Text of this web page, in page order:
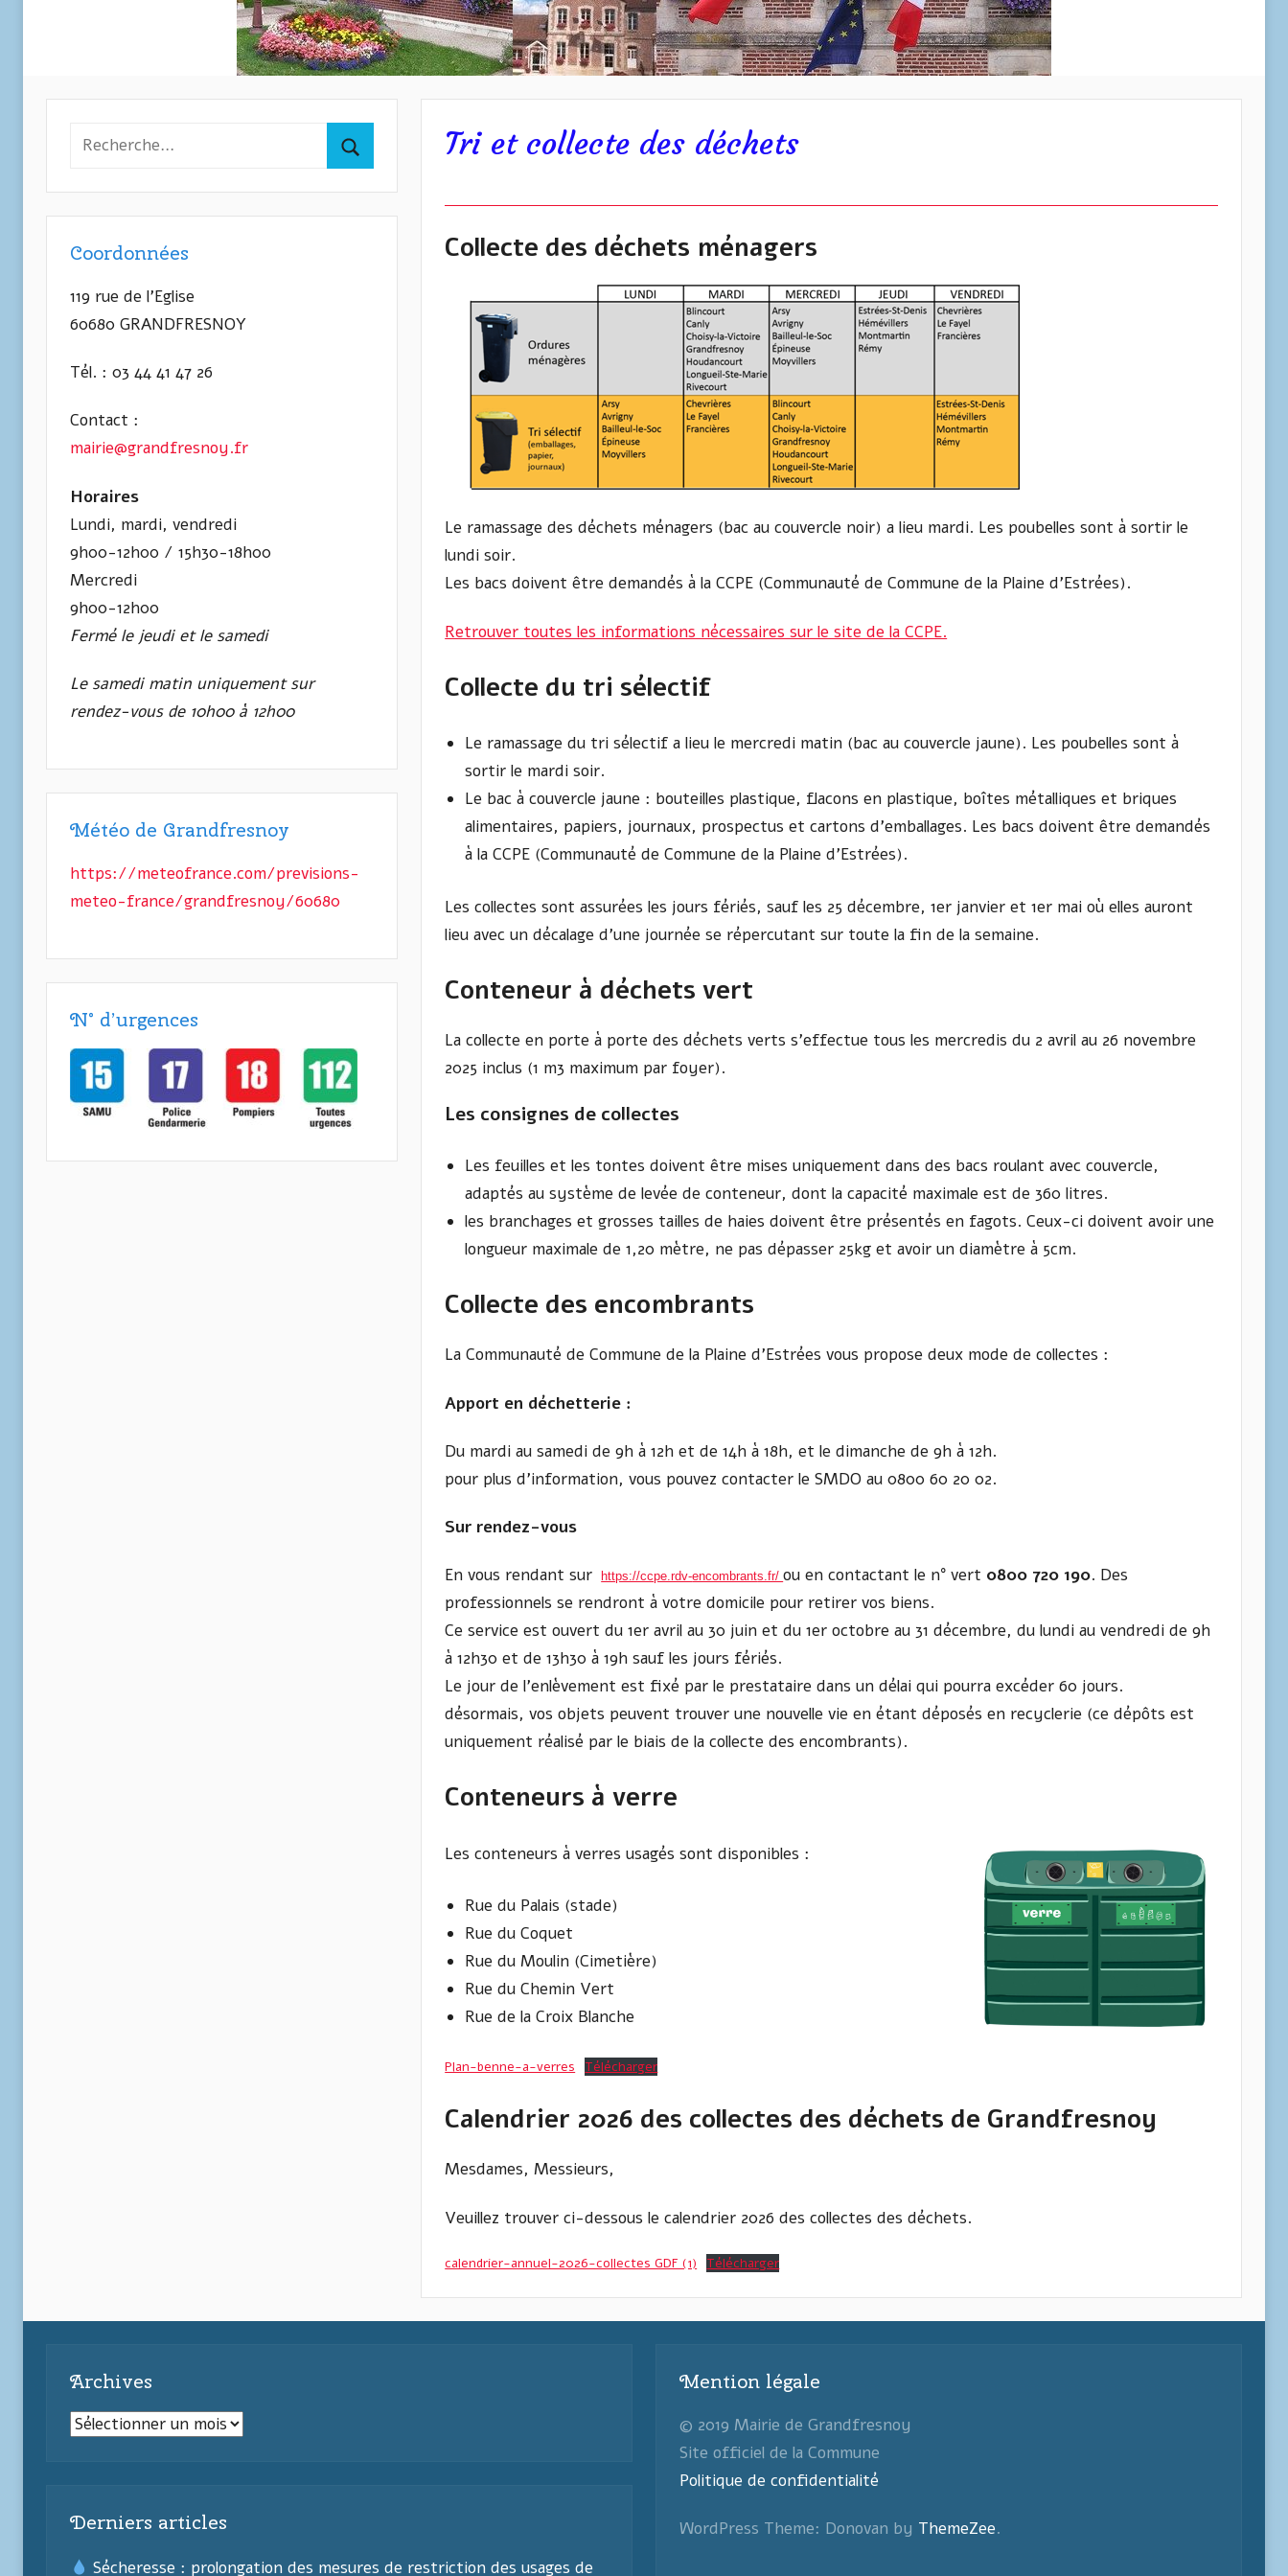
Tri et collecte des déchets
Collecte des déchets ménagers
Le ramassage des déchets ménagers (bac au couvercle noir) a lieu mardi. Les poubelles sont à sortir le
lundi soir.
Les bacs doivent être demandés à la CCPE (Communauté de Commune de la Plaine d’Estrées).
Retrouver toutes les informations nécessaires sur le site de la CCPE.
Collecte du tri sélectif
Le ramassage du tri sélectif a lieu le mercredi matin (bac au couvercle jaune). Les poubelles sont à
sortir le mardi soir.
Le bac à couvercle jaune : bouteilles plastique, flacons en plastique, boîtes métalliques et briques
alimentaires, papiers, journaux, prospectus et cartons d’emballages. Les bacs doivent être demandés
à la CCPE (Communauté de Commune de la Plaine d’Estrées).
Les collectes sont assurées les jours fériés, sauf les 25 décembre, 1er janvier et 1er mai où elles auront
lieu avec un décalage d’une journée se répercutant sur toute la fin de la semaine.
Conteneur à déchets vert
La collecte en porte à porte des déchets verts s’effectue tous les mercredis du 2 avril au 26 novembre
2025 inclus (1 m3 maximum par foyer).
Les consignes de collectes
Les feuilles et les tontes doivent être mises uniquement dans des bacs roulant avec couvercle,
adaptés au système de levée de conteneur, dont la capacité maximale est de 360 litres.
les branchages et grosses tailles de haies doivent être présentés en fagots. Ceux-ci doivent avoir une
longueur maximale de 1,20 mètre, ne pas dépasser 25kg et avoir un diamètre à 5cm.
Collecte des encombrants
La Communauté de Commune de la Plaine d’Estrées vous propose deux mode de collectes :
Apport en déchetterie :
Du mardi au samedi de 9h à 12h et de 14h à 18h, et le dimanche de 9h à 12h.
pour plus d’information, vous pouvez contacter le SMDO au 0800 60 20 02.
Sur rendez-vous
En vous rendant sur https://ccpe.rdv-encombrants.fr/ou en contactant le n° vert 0800 720 190. Des
professionnels se rendront à votre domicile pour retirer vos biens.
Ce service est ouvert du 1er avril au 30 juin et du 1er octobre au 31 décembre, du lundi au vendredi de 9h
à 12h30 et de 13h30 à 19h sauf les jours fériés.
Le jour de l’enlèvement est fixé par le prestataire dans un délai qui pourra excéder 60 jours.
désormais, vos objets peuvent trouver une nouvelle vie en étant déposés en recyclerie (ce dépôts est
uniquement réalisé par le biais de la collecte des encombrants).
Conteneurs à verre
Les conteneurs à verres usagés sont disponibles :
Rue du Palais (stade)
Rue du Coquet
Rue du Moulin (Cimetière)
Rue du Chemin Vert
Rue de la Croix Blanche
Plan-benne-a-verres Télécharger
Calendrier 2026 des collectes des déchets de Grandfresnoy
Mesdames, Messieurs,
Veuillez trouver ci-dessous le calendrier 2026 des collectes des déchets.
calendrier-annuel-2026-collectes GDF (1) Télécharger
Recherche
:
Coordonnées
119 rue de l’Eglise
60680 GRANDFRESNOY
Tél. : 03 44 41 47 26
Contact :
mairie@grandfresnoy.fr
Horaires
Lundi, mardi, vendredi
9h00-12h00 / 15h30-18h00
Mercredi
9h00-12h00
Fermé le jeudi et le samedi
Le samedi matin uniquement sur
rendez-vous de 10h00 à 12h00
Météo de Grandfresnoy
https://meteofrance.com/previsions-
meteo-france/grandfresnoy/60680
N° d’urgences
Archives
Archives
Derniers articles
Sécheresse : prolongation des mesures de restriction des usages de
Mention légale
© 2019 Mairie de Grandfresnoy
Site officiel de la Commune
Politique de confidentialité
WordPress Theme: Donovan by ThemeZee.